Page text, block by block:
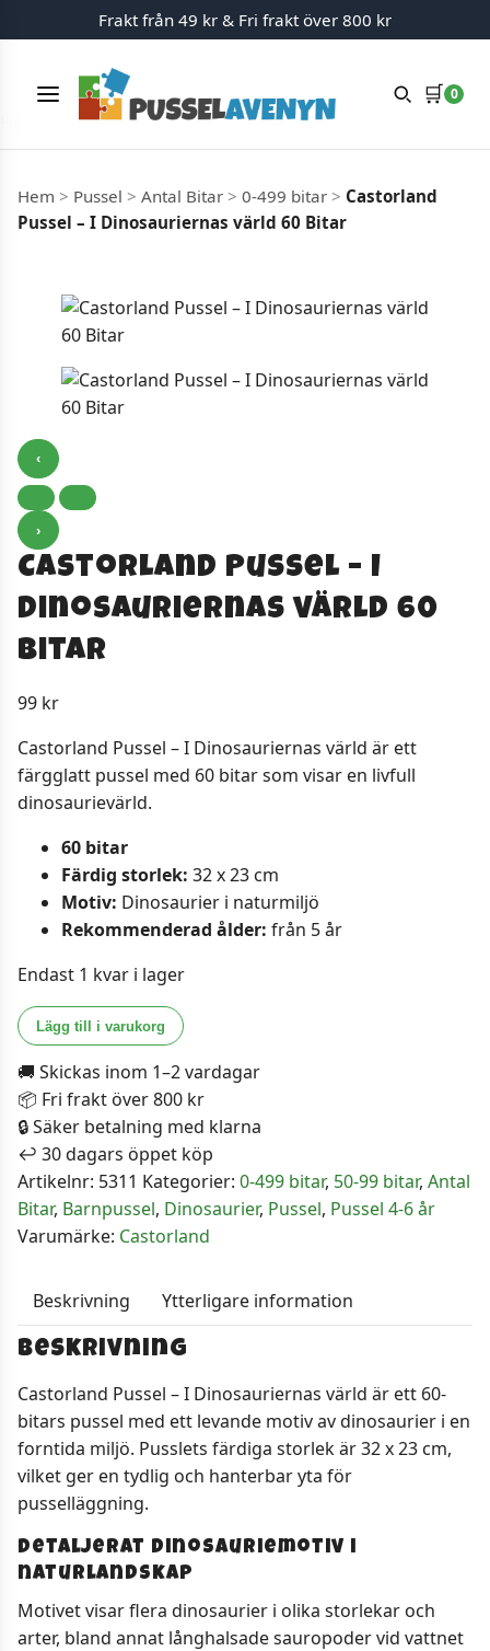
Hoppa till innehåll
Frakt från 49 kr & Fri frakt över 800 kr
Meny 🛒 0
Hem > Pussel > Antal Bitar > 0-499 bitar > Castorland
Pussel – I Dinosauriernas värld 60 Bitar
‹
›
Castorland Pussel – I
Dinosauriernas värld 60
Bitar
99 kr
Castorland Pussel – I Dinosauriernas värld är ett
färgglatt pussel med 60 bitar som visar en livfull
dinosaurievärld.
60 bitar
Färdig storlek: 32 x 23 cm
Motiv: Dinosaurier i naturmiljö
Rekommenderad ålder: från 5 år
Endast 1 kvar i lager
Castorland
Pussel
-
I
Dinosauriernas
värld
60
Bitar
mängd
Lägg till i varukorg
🚚 Skickas inom 1–2 vardagar
📦 Fri frakt över 800 kr
🔒 Säker betalning med klarna
↩️ 30 dagars öppet köp
Artikelnr: 5311 Kategorier: 0-499 bitar, 50-99 bitar, Antal
Bitar, Barnpussel, Dinosaurier, Pussel, Pussel 4-6 år
Varumärke: Castorland
Beskrivning Ytterligare information
Beskrivning
Castorland Pussel – I Dinosauriernas värld är ett 60-
bitars pussel med ett levande motiv av dinosaurier i en
forntida miljö. Pusslets färdiga storlek är 32 x 23 cm,
vilket ger en tydlig och hanterbar yta för
pusselläggning.
Detaljerat dinosauriemotiv i
naturlandskap
Motivet visar flera dinosaurier i olika storlekar och
arter, bland annat långhalsade sauropoder vid vattnet